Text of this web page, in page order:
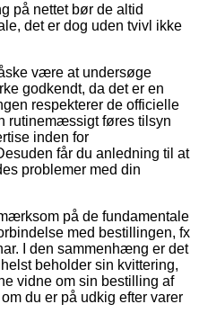
på nettet bør de altid
det er dog uden tvivl ikke
være at undersøge
godkendt, da det er en
respekterer de officielle
rutinemæssigt føres tilsyn
inden for
får du anledning til at
problemer med din
på de fundamentale
med bestillingen, fx
I den sammenhæng er det
beholder sin kvittering,
vidne om sin bestilling af
du er på udkig efter varer